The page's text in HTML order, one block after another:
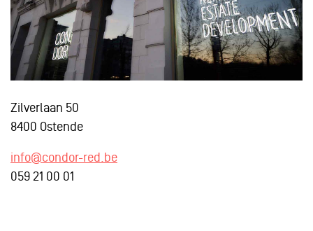
Zilverlaan 50
8400 Ostende
info@condor-red.be
059 21 00 01